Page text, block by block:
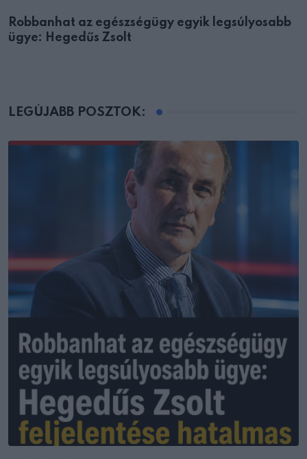
Robbanhat az egészségügy egyik legsúlyosabb
ügye: Hegedűs Zsolt
LEGÚJABB POSZTOK: